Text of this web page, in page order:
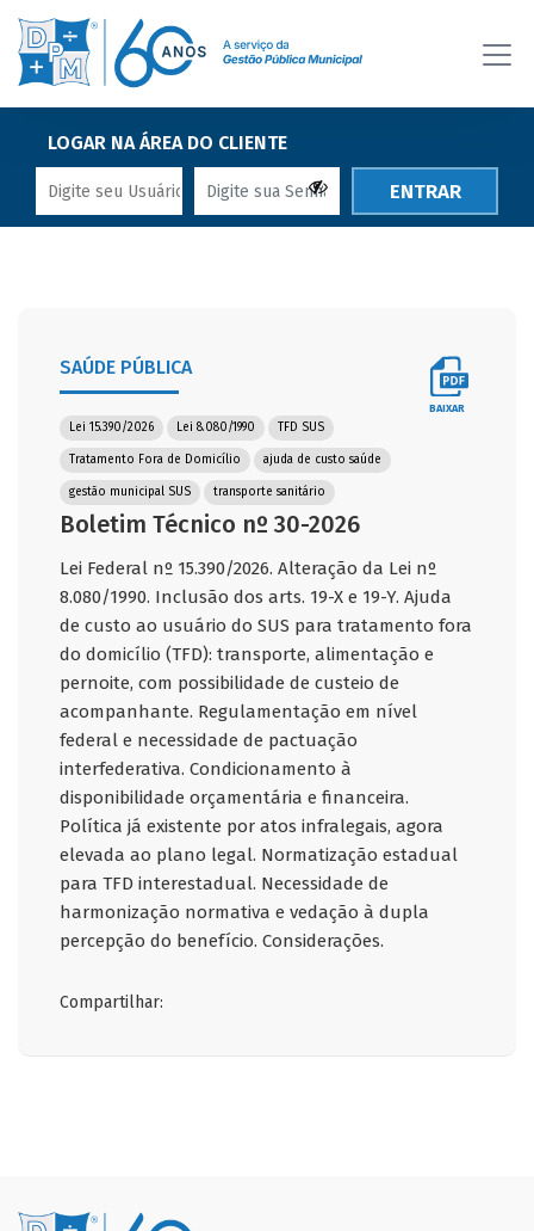
LOGAR NA ÁREA DO CLIENTE
ENTRAR
SAÚDE PÚBLICA
BAIXAR
Lei 15.390/2026 Lei 8.080/1990 TFD SUS
Tratamento Fora de Domicílio ajuda de custo saúde
gestão municipal SUS transporte sanitário
Boletim Técnico nº 30-2026
Lei Federal nº 15.390/2026. Alteração da Lei nº
8.080/1990. Inclusão dos arts. 19-X e 19-Y. Ajuda
de custo ao usuário do SUS para tratamento fora
do domicílio (TFD): transporte, alimentação e
pernoite, com possibilidade de custeio de
acompanhante. Regulamentação em nível
federal e necessidade de pactuação
interfederativa. Condicionamento à
disponibilidade orçamentária e financeira.
Política já existente por atos infralegais, agora
elevada ao plano legal. Normatização estadual
para TFD interestadual. Necessidade de
harmonização normativa e vedação à dupla
percepção do benefício. Considerações.
Compartilhar: